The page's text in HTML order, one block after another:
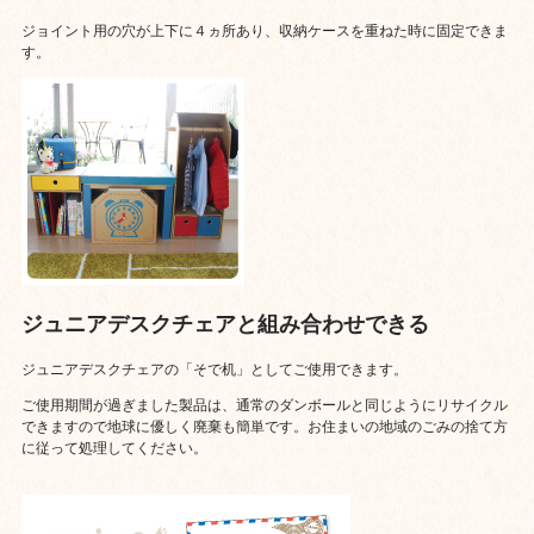
ジョイント用の穴が上下に４ヵ所あり、収納ケースを重ねた時に固定できま
す。
ジュニアデスクチェアと組み合わせできる
ジュニアデスクチェアの「そで机」としてご使用できます。
ご使用期間が過ぎました製品は、通常のダンボールと同じようにリサイクル
できますので地球に優しく廃棄も簡単です。お住まいの地域のごみの捨て方
に従って処理してください。